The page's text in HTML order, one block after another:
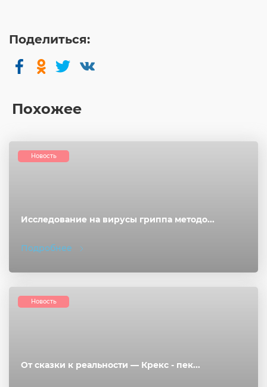
Поделиться:
Похожее
Исследование на вирусы гриппа методо...
Подробнее
Новость
От сказки к реальности — Крекс - пек...
Новость